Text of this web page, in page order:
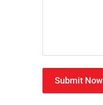
Submit Now